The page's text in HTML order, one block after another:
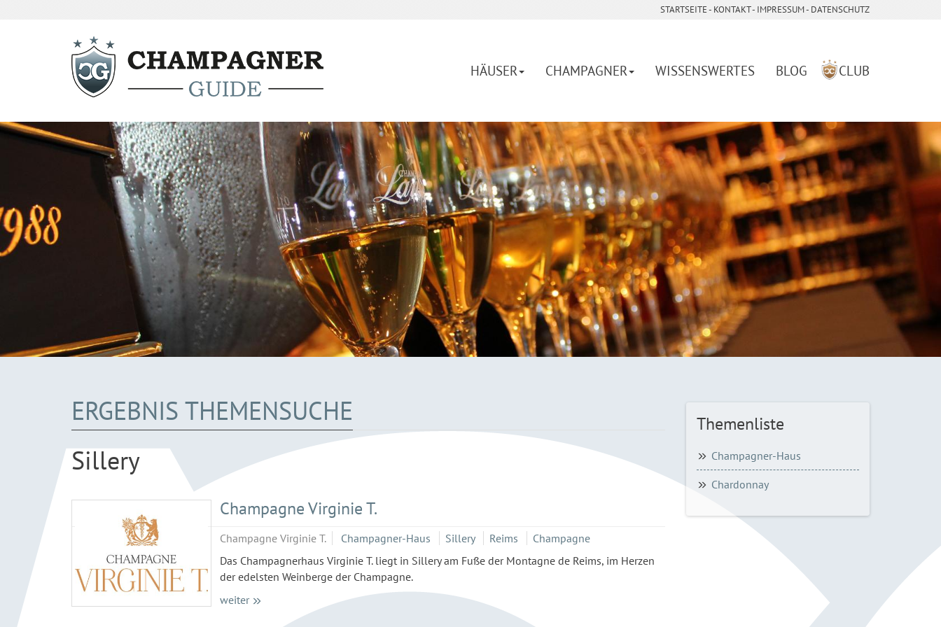
STARTSEITE- ­ KONTAKT- ­ IMPRESSUM- DATENSCHUTZ
HÄUSER CHAMPAGNER WISSENSWERTES BLOG CLUB
ERGEBNIS THEMENSUCHE
Sillery
Champagne Virginie T.
Champagne Virginie T. Champagner-Haus Sillery Reims
Champagne
Das Champagnerhaus Virginie T. liegt in Sillery am Fuße der Montagne de Reims, im Herzen
der edelsten Weinberge der Champagne.
weiter
Themenliste
Champagner-Haus
Chardonnay